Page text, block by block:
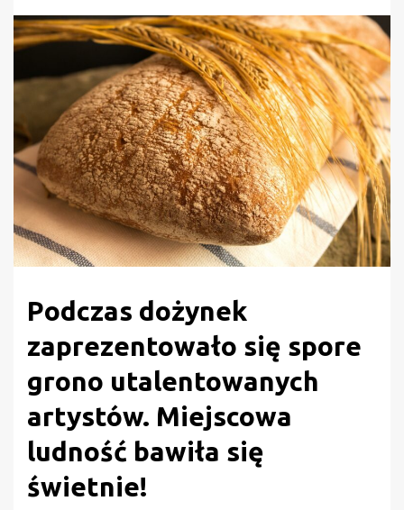
Podczas dożynek
zaprezentowało się spore
grono utalentowanych
artystów. Miejscowa
ludność bawiła się
świetnie!